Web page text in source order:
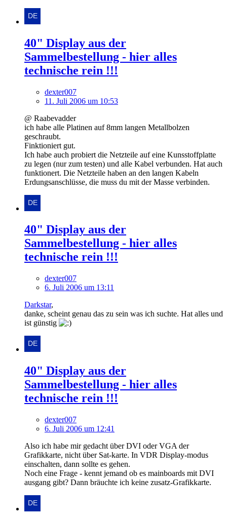
40" Display aus der
Sammelbestellung - hier alles
technische rein !!!
dexter007
11. Juli 2006 um 10:53
@ Raabevadder
ich habe alle Platinen auf 8mm langen Metallbolzen
geschraubt.
Finktioniert gut.
Ich habe auch probiert die Netzteile auf eine Kunsstoffplatte
zu legen (nur zum testen) und alle Kabel verbunden. Hat auch
funktionert. Die Netzteile haben an den langen Kabeln
Erdungsanschlüsse, die muss du mit der Masse verbinden.
40" Display aus der
Sammelbestellung - hier alles
technische rein !!!
dexter007
6. Juli 2006 um 13:11
Darkstar,
danke, scheint genau das zu sein was ich suchte. Hat alles und
ist günstig
40" Display aus der
Sammelbestellung - hier alles
technische rein !!!
dexter007
6. Juli 2006 um 12:41
Also ich habe mir gedacht über DVI oder VGA der
Grafikkarte, nicht über Sat-karte. In VDR Display-modus
einschalten, dann sollte es gehen.
Noch eine Frage - kennt jemand ob es mainboards mit DVI
ausgang gibt? Dann bräuchte ich keine zusatz-Grafikkarte.